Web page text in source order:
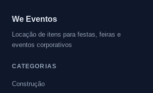
We Eventos
Locação de itens para festas, feiras e
eventos corporativos
CATEGORIAS
Construção